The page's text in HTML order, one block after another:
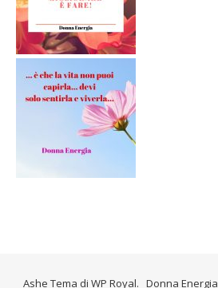
Donna Energia
Ashe Tema di WP Royal.